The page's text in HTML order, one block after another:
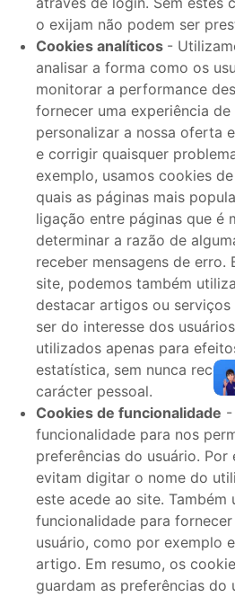
o exijam não podem ser
Cookies analíticos -
analisar a forma como os
monitorar a performance
fornecer uma experiência
personalizar a nossa oferta
e corrigir quaisquer
exemplo, usamos cookies
quais as páginas mais
ligação entre páginas que é
determinar a razão de
receber mensagens de erro.
site, podemos também
destacar artigos ou
ser do interesse dos
utilizados apenas para
estatística, sem nunca
carácter pessoal.
Cookies de funcionalidade -
funcionalidade para nos
preferências do usuário.
evitam digitar o nome do
este acede ao site. Também
funcionalidade para
usuário, como por exemplo
artigo. Em resumo, os
guardam as preferências do